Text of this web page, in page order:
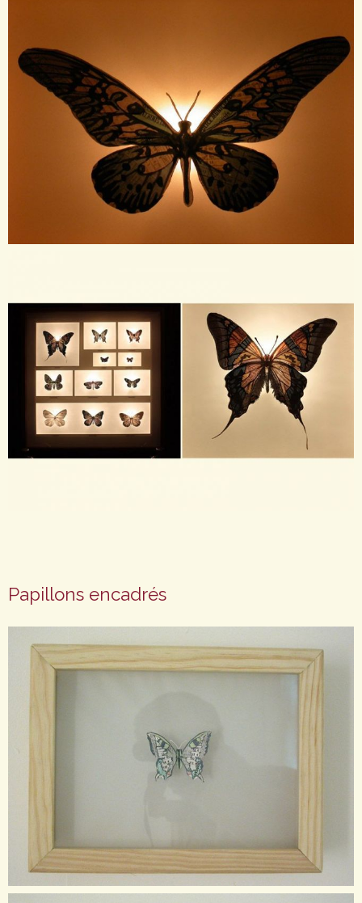
Papillons encadrés